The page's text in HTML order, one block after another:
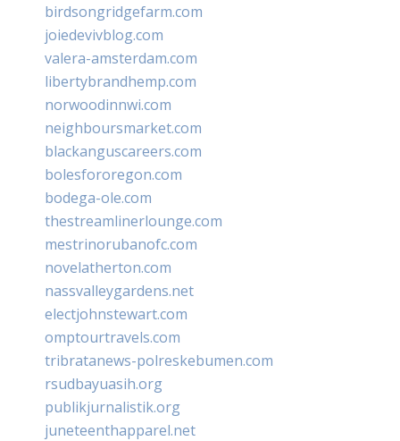
birdsongridgefarm.com
joiedevivblog.com
valera-amsterdam.com
libertybrandhemp.com
norwoodinnwi.com
neighboursmarket.com
blackanguscareers.com
bolesfororegon.com
bodega-ole.com
thestreamlinerlounge.com
mestrinorubanofc.com
novelatherton.com
nassvalleygardens.net
electjohnstewart.com
omptourtravels.com
tribratanews-polreskebumen.com
rsudbayuasih.org
publikjurnalistik.org
juneteenthapparel.net